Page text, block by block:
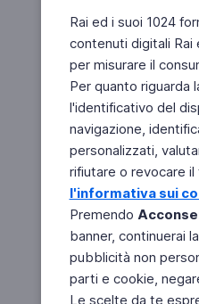
Rai ed i suoi 1024
contenuti digitali Rai
per misurare il
Per quanto riguarda
l'identificativo del
navigazione,
personalizzati,
rifiutare o revocare il
l'informativa sui
Premendo
banner, continuerai
pubblicità non
parti e cookie,
Le scelte da te